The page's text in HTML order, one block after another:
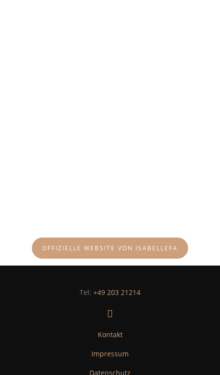
OFFIZIELLE WEBSITE VON ISABELLEFA
+49 203 21214

Kontakt
Impressum
Datenschutz